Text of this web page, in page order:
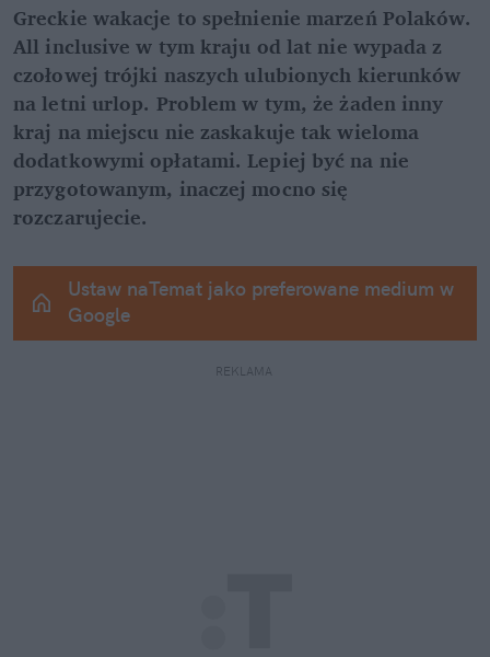
Greckie wakacje to spełnienie marzeń Polaków.
All inclusive w tym kraju od lat nie wypada z
czołowej trójki naszych ulubionych kierunków
na letni urlop. Problem w tym, że żaden inny
kraj na miejscu nie zaskakuje tak wieloma
dodatkowymi opłatami. Lepiej być na nie
przygotowanym, inaczej mocno się
rozczarujecie.
Ustaw naTemat jako preferowane medium w
Google
REKLAMA